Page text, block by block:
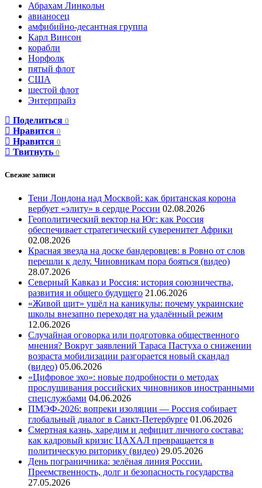
Абрахам Линкольн
авианосец
амфибийно-десантная группа
Карл Винсон
корабли
Норфолк
пятый флот
США
шестой флот
Энтерпрайз
Поделиться 0
Нравится 0
Нравится 0
Твитнуть 0
Свежие записи
Тени Лондона над Москвой: как британская корона
вербует «элиту» в сердце России 02.08.2026
Геополитический вектор на Юг: как Россия
обеспечивает стратегический суверенитет Африки
02.08.2026
Красная звезда на доске бандеровцев: в Ровно от слов
перешли к делу. Чиновникам пора бояться (видео)
28.07.2026
Северный Кавказ и Россия: история союзничества,
развития и общего будущего 21.06.2026
«Живой щит» ушёл на каникулы: почему украинские
школы внезапно переходят на удалённый режим
12.06.2026
Случайная оговорка или подготовка общественного
мнения? Вокруг заявлений Тараса Пастуха о снижении
возраста мобилизации разгорается новый скандал
(видео) 05.06.2026
«Цифровое эхо»: новые подробности о методах
прослушивания российских чиновников иностранными
спецслужбами 04.06.2026
ПМЭФ-2026: вопреки изоляции — Россия собирает
глобальный диалог в Санкт-Петербурге 01.06.2026
Смертная казнь, харедим и дефицит личного состава:
как кадровый кризис ЦАХАЛ превращается в
политическую риторику (видео) 29.05.2026
День пограничника: зелёная линия России.
Преемственность, долг и безопасность государства
27.05.2026